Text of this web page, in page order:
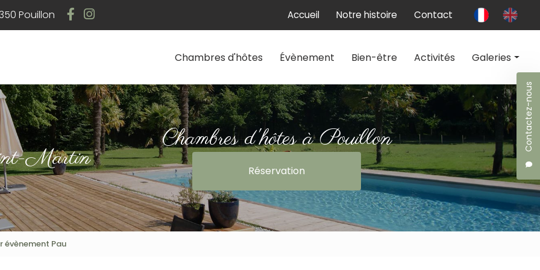
Pouillon
Contactez-nous
Accueil Notre histoire Contact
Chambres d'hôtes
Évènement Bien-être Activités Galeries
Chambres d'hôtes
Évènement
Bien-être
Martin
Chambres d'hôtes à Pouillon
Réservation
évènement Pau